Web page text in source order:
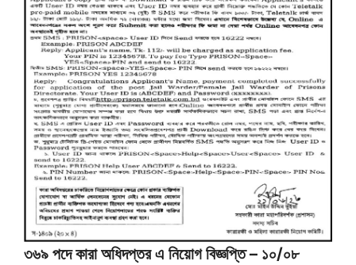
৩৬৯ পদে কারা অধিদপ্তর এ নিয়োগ বিজ্ঞপ্তি – ১০/০৮